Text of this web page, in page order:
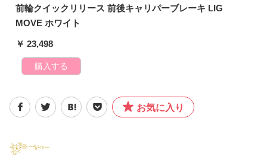
前輪クイックリリース 前後キャリパーブレーキ LIG
MOVE ホワイト
￥ 23,498
購入する
お気に入り